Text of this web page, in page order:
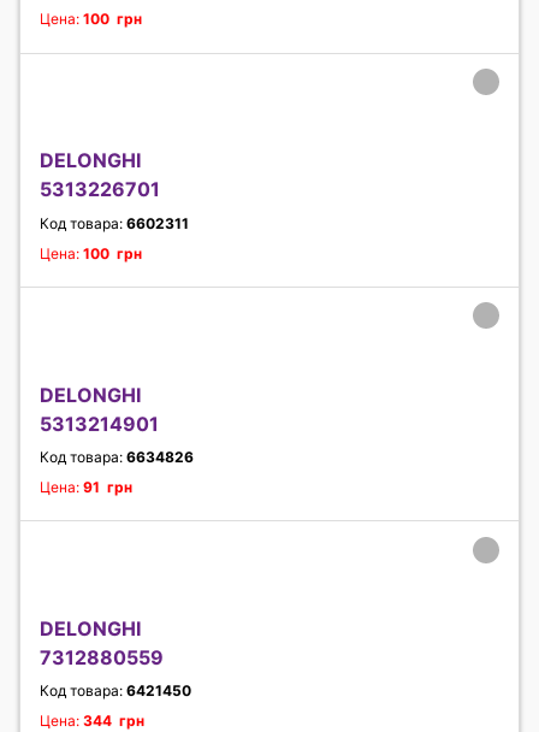
Цена: 100 грн
DELONGHI
5313226701
Код товара: 6602311
Цена: 100 грн
DELONGHI
5313214901
Код товара: 6634826
Цена: 91 грн
DELONGHI
7312880559
Код товара: 6421450
Цена: 344 грн